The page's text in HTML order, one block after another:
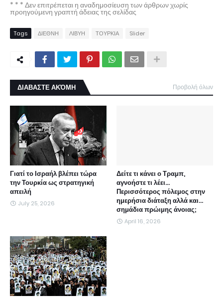
* * * Δεν επιτρέπεται η αναδημοσίευση των άρθρων χωρίς
προηγούμενη γραπτή άδειας της σελίδας
Tags ΔΙΕΘΝΗ ΛΙΒΥΗ ΤΟΥΡΚΙΑ Slider
ΔΙΑΒΑΣΤΕ ΑΚΌΜΗ Προβολή όλων
Γιατί το Ισραήλ βλέπει τώρα
την Τουρκία ως στρατηγική
απειλή
July 25, 2026
Δείτε τι κάνει ο Τραμπ,
αγνοήστε τι λέει...
Περισσότερος πόλεμος στην
ημερήσια διάταξη αλλά και...
σημάδια πρώιμης άνοιας;
April 16, 2026